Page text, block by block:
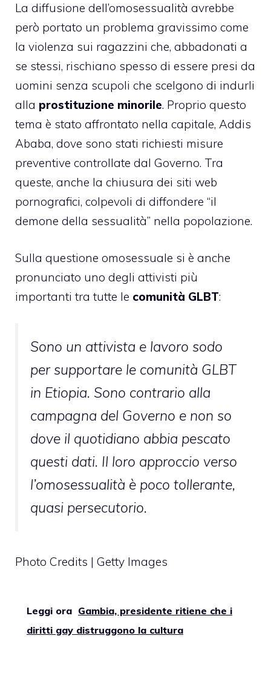
La diffusione dell’omosessualità avrebbe
però portato un problema gravissimo come
la violenza sui ragazzini che, abbadonati a
se stessi, rischiano spesso di essere presi da
uomini senza scupoli che scelgono di indurli
alla prostituzione minorile. Proprio questo
tema è stato affrontato nella capitale, Addis
Ababa, dove sono stati richiesti misure
preventive controllate dal Governo. Tra
queste, anche la chiusura dei siti web
pornografici, colpevoli di diffondere “il
demone della sessualità” nella popolazione.
Sulla questione omosessuale si è anche
pronunciato uno degli attivisti più
importanti tra tutte le comunità GLBT:
Sono un attivista e lavoro sodo
per supportare le comunità GLBT
in Etiopia. Sono contrario alla
campagna del Governo e non so
dove il quotidiano abbia pescato
questi dati. Il loro approccio verso
l’omosessualità è poco tollerante,
quasi persecutorio.
Photo Credits | Getty Images
Leggi ora Gambia, presidente ritiene che i
diritti gay distruggono la cultura